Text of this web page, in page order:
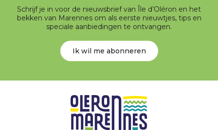
Schrijf je in voor de nieuwsbrief van Île d’Oléron en het
bekken van Marennes om als eerste nieuwtjes, tips en
speciale aanbiedingen te ontvangen.
Ik wil me abonneren